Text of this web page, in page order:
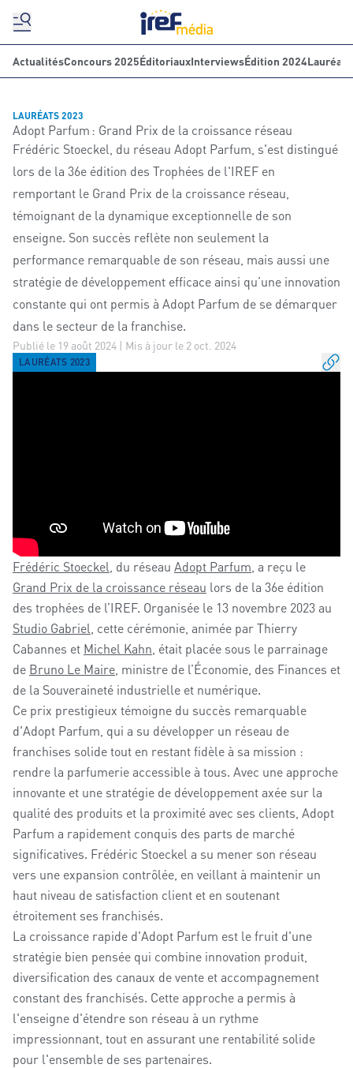
ActualitésConcours 2025ÉditoriauxInterviewsÉdition 2024
LAURÉATS 2023
Adopt Parfum : Grand Prix de la croissance réseau
Frédéric Stoeckel, du réseau Adopt Parfum, s'est distingué
lors de la 36e édition des Trophées de l'IREF en
remportant le Grand Prix de la croissance réseau,
témoignant de la dynamique exceptionnelle de son
enseigne. Son succès reflète non seulement la
performance remarquable de son réseau, mais aussi une
stratégie de développement efficace ainsi qu’une innovation
constante qui ont permis à Adopt Parfum de se démarquer
dans le secteur de la franchise.
Publié le 19 août 2024 | Mis à jour le 2 oct. 2024
LAURÉATS 2023
Frédéric Stoeckel, du réseau Adopt Parfum , a reçu le
Grand Prix de la croissance réseau lors de la 36e édition
des trophées de l’IREF. Organisée le 13 novembre 2023 au
Studio Gabriel , cette cérémonie, animée par Thierry
Cabannes et Michel Kahn , était placée sous le parrainage
de Bruno Le Maire , ministre de l’Économie, des Finances et
de la Souveraineté industrielle et numérique.
Ce prix prestigieux témoigne du succès remarquable
d'Adopt Parfum, qui a su développer un réseau de
franchises solide tout en restant fidèle à sa mission :
rendre la parfumerie accessible à tous. Avec une approche
innovante et une stratégie de développement axée sur la
qualité des produits et la proximité avec ses clients, Adopt
Parfum a rapidement conquis des parts de marché
significatives. Frédéric Stoeckel a su mener son réseau
vers une expansion contrôlée, en veillant à maintenir un
haut niveau de satisfaction client et en soutenant
étroitement ses franchisés.
La croissance rapide d'Adopt Parfum est le fruit d'une
stratégie bien pensée qui combine innovation produit,
diversification des canaux de vente et accompagnement
constant des franchisés. Cette approche a permis à
l'enseigne d'étendre son réseau à un rythme
impressionnant, tout en assurant une rentabilité solide
pour l'ensemble de ses partenaires.